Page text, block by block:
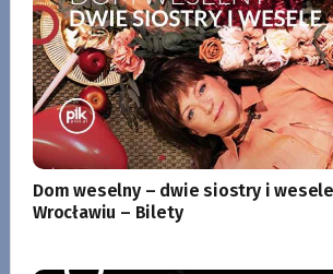
Dom weselny – dwie siostry i
Wrocławiu – Bilety